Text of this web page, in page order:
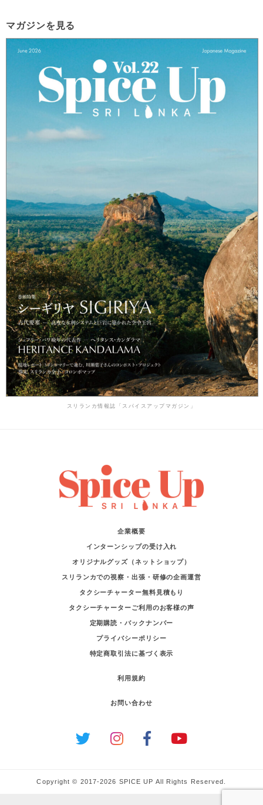
マガジンを見る
スリランカ情報誌「スパイスアップマガジン」
企業概要
インターンシップの受け入れ
オリジナルグッズ（ネットショップ）
スリランカでの視察・出張・研修の企画運営
タクシーチャーター無料見積もり
タクシーチャーターご利用のお客様の声
定期購読・バックナンバー
プライバシーポリシー
特定商取引法に基づく表示
利用規約
お問い合わせ
Copyright © 2017-2026 SPICE UP All Rights Reserved.